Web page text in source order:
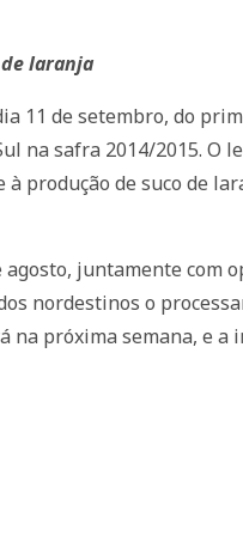
laranja
11 de setembro, do
na safra 2014/2015. O
produção de suco de
juntamente com
nordestinos o
na próxima semana, e a